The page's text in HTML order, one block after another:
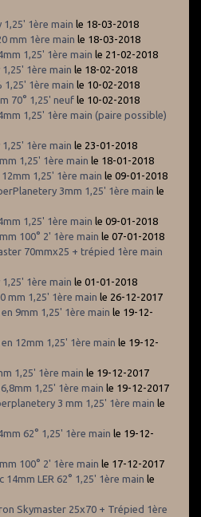
1,25' 1ère main le 18-03-2018
mm 1ère main le 18-03-2018
1,25' 1ère main le 21-02-2018
1ère main le 18-02-2018
1,25' 1ère main le 10-02-2018
70° 1,25' neuf le 10-02-2018
1,25' 1ère main (paire possible)
1ère main le 23-01-2018
1,25' 1ère main le 18-01-2018
1,25' 1ère main le 09-01-2018
3mm 1,25' 1ère main le
1,25' 1ère main le 09-01-2018
100° 2' 1ère main le 07-01-2018
70mmx25 + trépied 1ère main
1ère main le 01-01-2018
mm 1,25' 1ère main le 26-12-2017
9mm 1,25' 1ère main le 19-12-
12mm 1,25' 1ère main le 19-12-
1,25' 1ère main le 19-12-2017
1,25' 1ère main le 19-12-2017
3 mm 1,25' 1ère main le
62° 1,25' 1ère main le 19-12-
100° 2' 1ère main le 17-12-2017
LER 62° 1,25' 1ère main le
Skymaster 25x70 + Trépied 1ère